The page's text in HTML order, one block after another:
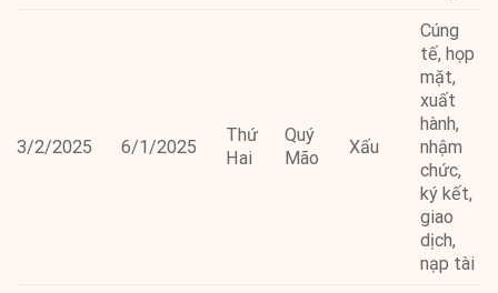
3/2/2025 6/1/2025
Thứ
Hai
Quý
Mão
Xấu
Cúng
tế, họp
mặt,
xuất
hành,
nhậm
chức,
ký kết,
giao
dịch,
nạp tài